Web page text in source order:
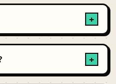
a vhodné i pro malé
nebo aktivní jedince.
+
psy, ale vždy je dobré to
+